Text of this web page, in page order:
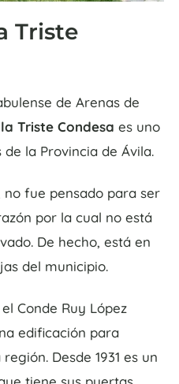
Triste
de Arenas de
Triste Condesa es uno
la Provincia de Ávila.
no fue pensado para ser
por la cual no está
De hecho, está en
del municipio.
Conde Ruy López
edificación para
Desde 1931 es un